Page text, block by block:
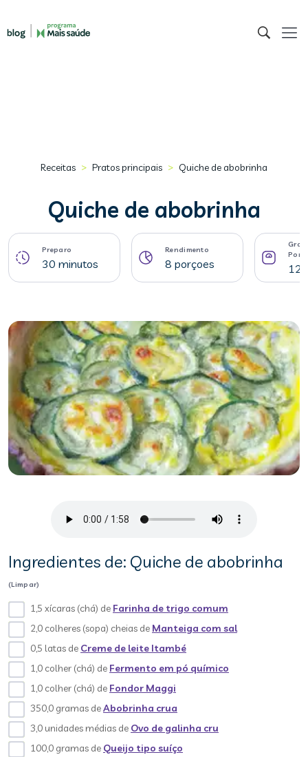
Receitas > Pratos principais > Quiche de abobrinha
Quiche de abobrinha
Preparo
30 minutos
Rendimento
8 porçoes
Ingredientes de: Quiche de abobrinha
(Limpar)
1,5 xícaras (chá) de Farinha de trigo comum
2,0 colheres (sopa) cheias de Manteiga com sal
0,5 latas de Creme de leite Itambé
1,0 colher (chá) de Fermento em pó químico
1,0 colher (chá) de Fondor Maggi
350,0 gramas deAbobrinha crua
3,0 unidades médias de Ovo de galinha cru
100,0 gramas de Queijo tipo suíço